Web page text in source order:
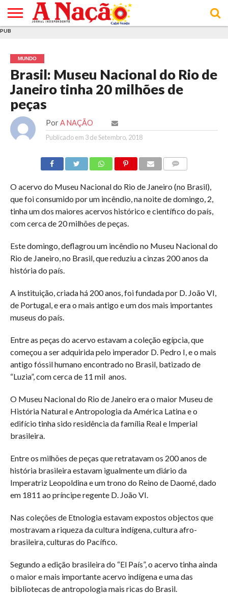
E DE
COOKIES
DE
UTILIZAÇÃO
PUB
MUNDO
Brasil: Museu Nacional do Rio de
Janeiro tinha 20 milhões de
peças
Por A NAÇÃO
Publicado em 3 de Setembro, 2018
O acervo do Museu Nacional do Rio de Janeiro (no Brasil),
que foi consumido por um incêndio, na noite de domingo, 2,
tinha um dos maiores acervos histórico e científico do país,
com cerca de 20 milhões de peças.
Este domingo, deflagrou um incêndio no Museu Nacional do
Rio de Janeiro, no Brasil, que reduziu a cinzas 200 anos da
história do país.
A instituição, criada há 200 anos, foi fundada por D. João VI,
de Portugal, e era o mais antigo e um dos mais importantes
museus do país.
Entre as peças do acervo estavam a coleção egípcia, que
começou a ser adquirida pelo imperador D. Pedro I, e o mais
antigo fóssil humano encontrado no Brasil, batizado de
“Luzia”, com cerca de 11 mil anos.
O Museu Nacional do Rio de Janeiro era o maior Museu de
História Natural e Antropologia da América Latina e o
edifício tinha sido residência da família Real e Imperial
brasileira.
Entre os milhões de peças que retratavam os 200 anos de
história brasileira estavam igualmente um diário da
Imperatriz Leopoldina e um trono do Reino de Daomé, dado
em 1811 ao príncipe regente D. João VI.
Nas coleções de Etnologia estavam expostos objectos que
mostravam a riqueza da cultura indígena, cultura afro-
brasileira, culturas do Pacífico.
Segundo a edição brasileira do “El País”, o acervo tinha ainda
o maior e mais importante acervo indígena e uma das
bibliotecas de antropologia mais ricas do Brasil.